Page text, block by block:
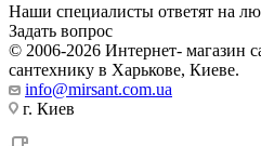
Наши специалисты ответят на
Задать вопрос
© 2006-2026 Интернет- магазин
сантехнику в Харькове, Киеве.
info@mirsant.com.ua
г. Киев